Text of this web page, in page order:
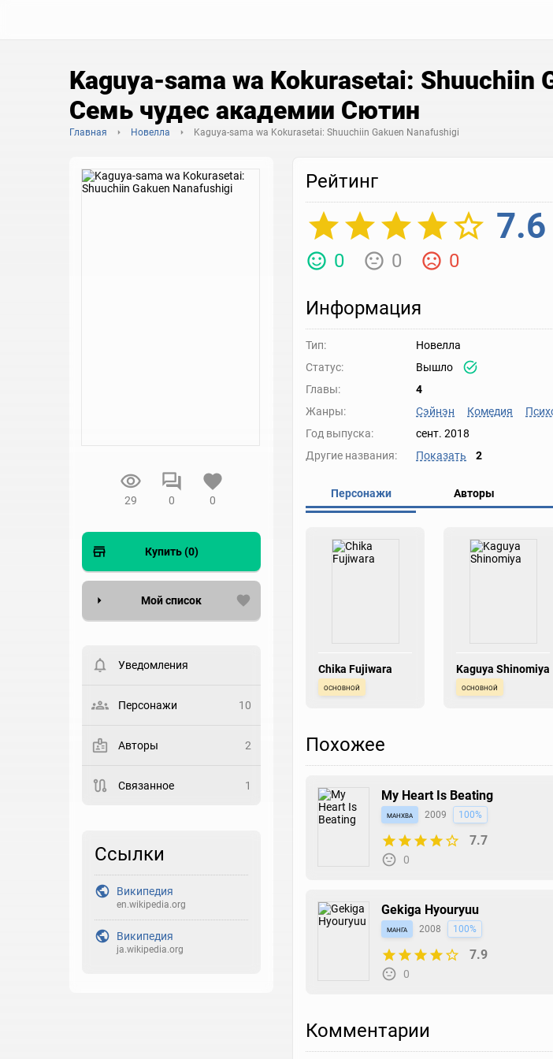
Kaguya-sama wa Kokurasetai: Shuuchiin
Семь чудес академии Сютин
Главная Новелла Kaguya-sama wa Kokurasetai: Shuuchiin Gakuen Nanafushigi
29 0 0
Купить (0)
Мой список
пользователи. Хотите
Статус
Закладка
Реакция
Выберите реакцию
Уведомления
Персонажи 10
Авторы 2
Связанное 1
Ссылки
Википедия
en.wikipedia.org
Википедия
ja.wikipedia.org
Рейтинг
7.6
0 0 0
Информация
Тип:
Новелла
Статус:
Вышло
Главы:
4
Жанры:
Сэйнэн Комедия
Год выпуска:
сент. 2018
Другие названия:
Показать 2
Персонажи Авторы
Chika Fujiwara
основной
Kaguya Shinomiya
основной
Похожее
My Heart Is Beating
манхва 2009 100%
7.7
0
Gekiga Hyouryuu
манга 2008 100%
7.9
0
Комментарии